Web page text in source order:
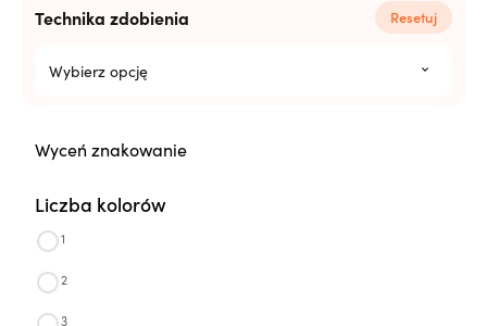
Technika zdobienia Resetuj
Wybierz opcję
Wyceń znakowanie
Liczba kolorów
1
2
3